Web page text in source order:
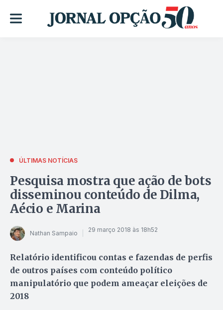
ÚLTIMAS NOTÍCIAS
Pesquisa mostra que ação de bots
disseminou conteúdo de Dilma,
Aécio e Marina
Nathan Sampaio 29 março 2018 às 18h52
Relatório identificou contas e fazendas de perfis
de outros países com conteúdo político
manipulatório que podem ameaçar eleições de
2018